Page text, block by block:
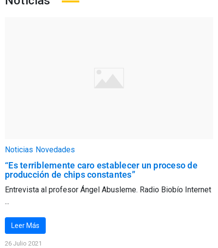
Noticias Novedades
“Es terriblemente caro establecer un proceso de
producción de chips constantes”
Entrevista al profesor Ángel Abusleme. Radio Biobío Internet
...
Leer Más
26 Julio 2021